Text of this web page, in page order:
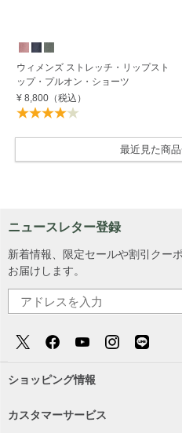
ウィメンズ ストレッチ・リップスト
ップ・プルオン・ショーツ
¥ 8,800（税込）
最近見た商
ニュースレター登録
新着情報、限定セールや割引クー
お届けします。
ショッピング情報
カスタマーサービス